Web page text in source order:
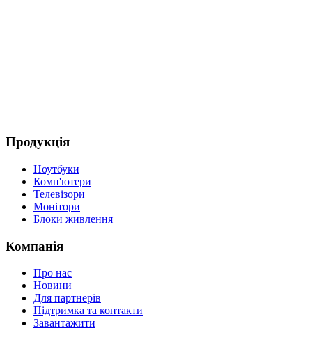
Продукція
Ноутбуки
Комп'ютери
Телевізори
Монітори
Блоки живлення
Компанія
Про нас
Новини
Для партнерів
Підтримка та контакти
Завантажити